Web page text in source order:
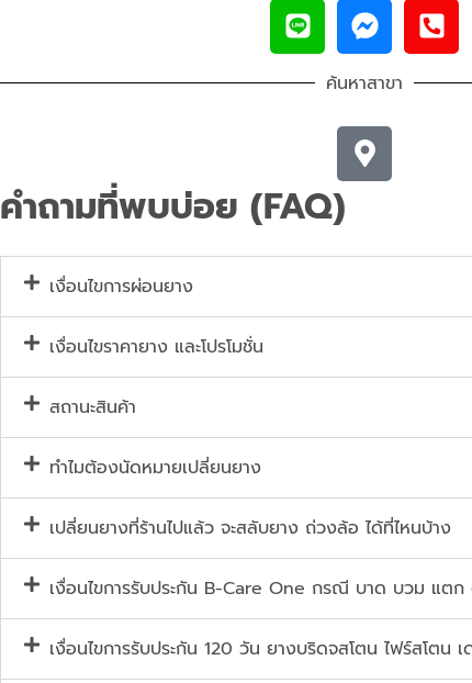
ค้นหาสาขา
คำถามที่พบบ่อย (FAQ)
เงื่อนไขการผ่อนยาง
เงื่อนไขราคายาง และโปรโมชั่น
สถานะสินค้า
ทำไมต้องนัดหมายเปลี่ยนยาง
เปลี่ยนยางที่ร้านไปแล้ว จะสลับยาง ถ่วงล้อ ได้ที่ไหนบ้าง
เงื่อนไขการรับประกัน B-Care One กรณี บาด บวม แตก
เงื่อนไขการรับประกัน 120 วัน ยางบริดจสโตน ไฟร์สโตน